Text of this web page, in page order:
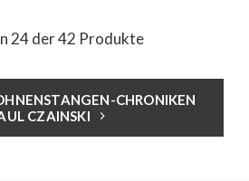
24 der 42 Produkte
CHRONIKEN
CZAINSKI